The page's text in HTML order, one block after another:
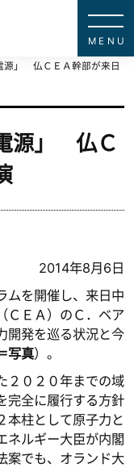
源」 仏ＣＥＡ幹部が来日
源」 仏Ｃ
2014年8月6日
ムを開催し、来日中
ＣＥＡ）のＣ．ベア
開発を巡る状況と今
写真）。
２０２０年までの域
完全に履行する方針
本柱として原子力と
ネルギー大臣が内閣
案でも、オランド大